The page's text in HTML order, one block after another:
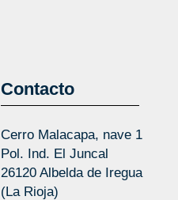
Contacto
Cerro Malacapa, nave 1
Pol. Ind. El Juncal
26120 Albelda de Iregua
(La Rioja)